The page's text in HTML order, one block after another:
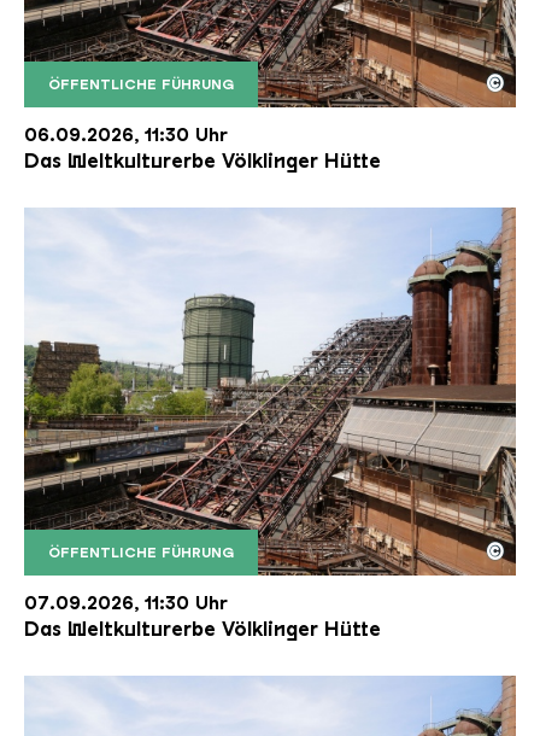
ÖFFENTLICHE FÜHRUNG
Der Erzschrägaufzug der Völklinger Hütte mit
Copyright: Weltkulturerbe Völklinger Hütte | Karl
©
06.09.2026, 11:30 Uhr
Das Weltkulturerbe Völklinger Hütte
ÖFFENTLICHE FÜHRUNG
Der Erzschrägaufzug der Völklinger Hütte mit
Copyright: Weltkulturerbe Völklinger Hütte | Karl
©
07.09.2026, 11:30 Uhr
Das Weltkulturerbe Völklinger Hütte